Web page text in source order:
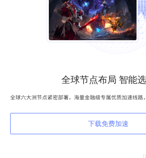
全球节点布局 智能
全球六大洲节点紧密部署，海量金融级专属优质加速线路
下载免费加速